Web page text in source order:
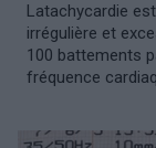
Latachycardie
irrégulière et
100 battements
fréquence